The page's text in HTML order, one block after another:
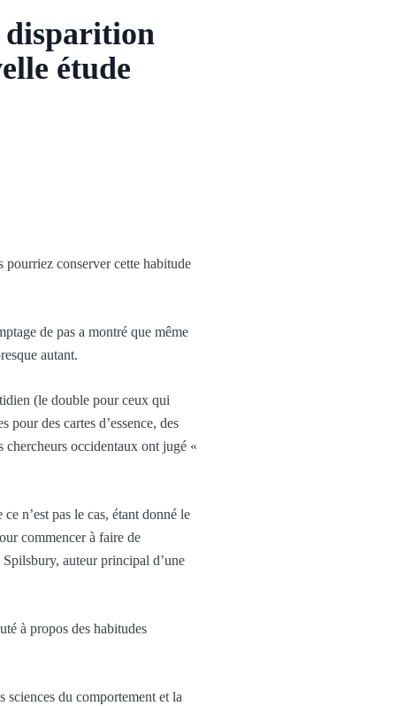
disparition
étude
pourriez conserver cette habitude
de pas a montré que même
autant.
(le double pour ceux qui
des cartes d’essence, des
chercheurs occidentaux ont jugé «
n’est pas le cas, étant donné le
commencer à faire de
Spilsbury, auteur principal d’une
à propos des habitudes
du comportement et la